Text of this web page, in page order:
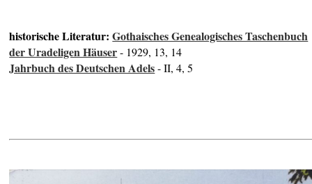
historische Literatur:Gothaisches Genealogisches Taschenbuch
der Uradeligen Häuser- 1929, 13, 14
Jahrbuch des Deutschen Adels- II, 4, 5